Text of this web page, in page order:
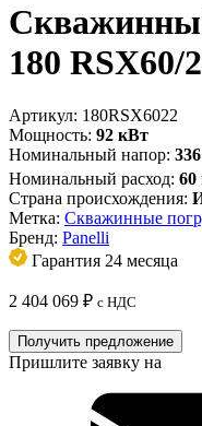
180 RSX60/
Артикул: 180RSX6022
Мощность: 92 кВт
Номинальный напор:
Номинальный расход: 60
Страна происхождения:
Метка: Скважинные
Бренд: Panelli
Гарантия 24 месяца
2 404 069 ₽ с НДС
Получить предложение
Пришлите заявку на